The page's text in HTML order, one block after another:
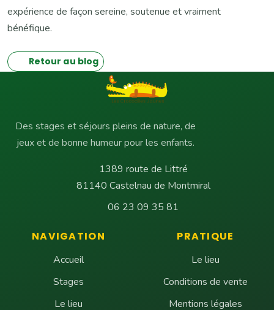
expérience de façon sereine, soutenue et vraiment
bénéfique.
Retour au blog
Des stages et séjours pleins de nature, de
jeux et de bonne humeur pour les enfants.
1389 route de Littré
81140 Castelnau de Montmiral
06 23 09 35 81
NAVIGATION
Accueil
Stages
Le lieu
PRATIQUE
Le lieu
Conditions de vente
Mentions légales